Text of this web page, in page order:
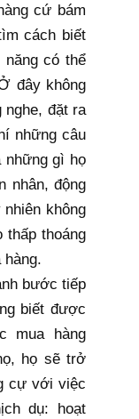
cứ bám
cách biết
có thể
đây không
nghe, đặt ra
những câu
những gì họ
nhân, động
không
thoáng
hàng.
bước tiếp
biết được
mua hàng
họ sẽ trở
cự với việc
dụ: hoạt